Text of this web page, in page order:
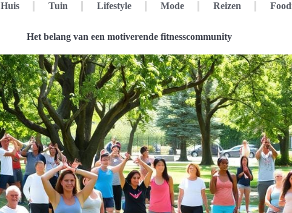
Huis Tuin Lifestyle Mode Reizen
Het belang van een motiverende fitnesscommunity